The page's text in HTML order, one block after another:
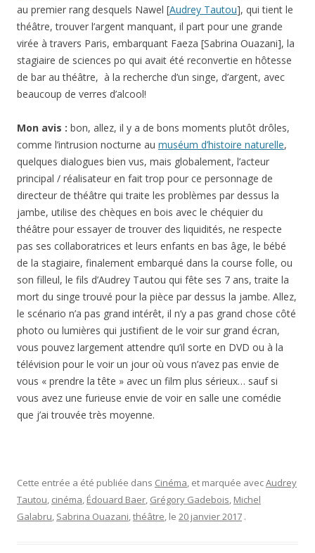
au premier rang desquels Nawel [Audrey Tautou], qui tient le
théâtre, trouver l’argent manquant, il part pour une grande
virée à travers Paris, embarquant Faeza [Sabrina Ouazani], la
stagiaire de sciences po qui avait été reconvertie en hôtesse
de bar au théâtre, à la recherche d’un singe, d’argent, avec
beaucoup de verres d’alcool!
Mon avis : bon, allez, il y a de bons moments plutôt drôles,
comme l’intrusion nocturne au muséum d’histoire naturelle,
quelques dialogues bien vus, mais globalement, l’acteur
principal / réalisateur en fait trop pour ce personnage de
directeur de théâtre qui traite les problèmes par dessus la
jambe, utilise des chèques en bois avec le chéquier du
théâtre pour essayer de trouver des liquidités, ne respecte
pas ses collaboratrices et leurs enfants en bas âge, le bébé
de la stagiaire, finalement embarqué dans la course folle, ou
son filleul, le fils d’Audrey Tautou qui fête ses 7 ans, traite la
mort du singe trouvé pour la pièce par dessus la jambe. Allez,
le scénario n’a pas grand intérêt, il n’y a pas grand chose côté
photo ou lumières qui justifient de le voir sur grand écran,
vous pouvez largement attendre qu’il sorte en DVD ou à la
télévision pour le voir un jour où vous n’avez pas envie de
vous « prendre la tête » avec un film plus sérieux… sauf si
vous avez une furieuse envie de voir en salle une comédie
que j’ai trouvée très moyenne.
Cette entrée a été publiée dans Cinéma, et marquée avecAudrey
Tautou, cinéma, Édouard Baer, Grégory Gadebois, Michel
Galabru, Sabrina Ouazani,théâtre, le 20 janvier 2017 .